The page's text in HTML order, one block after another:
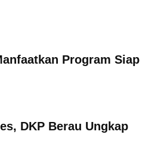
Program Siap
DKP Berau Ungkap